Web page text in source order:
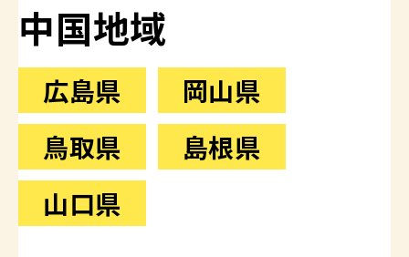
中国地域
広島県
岡山県
鳥取県
島根県
山口県